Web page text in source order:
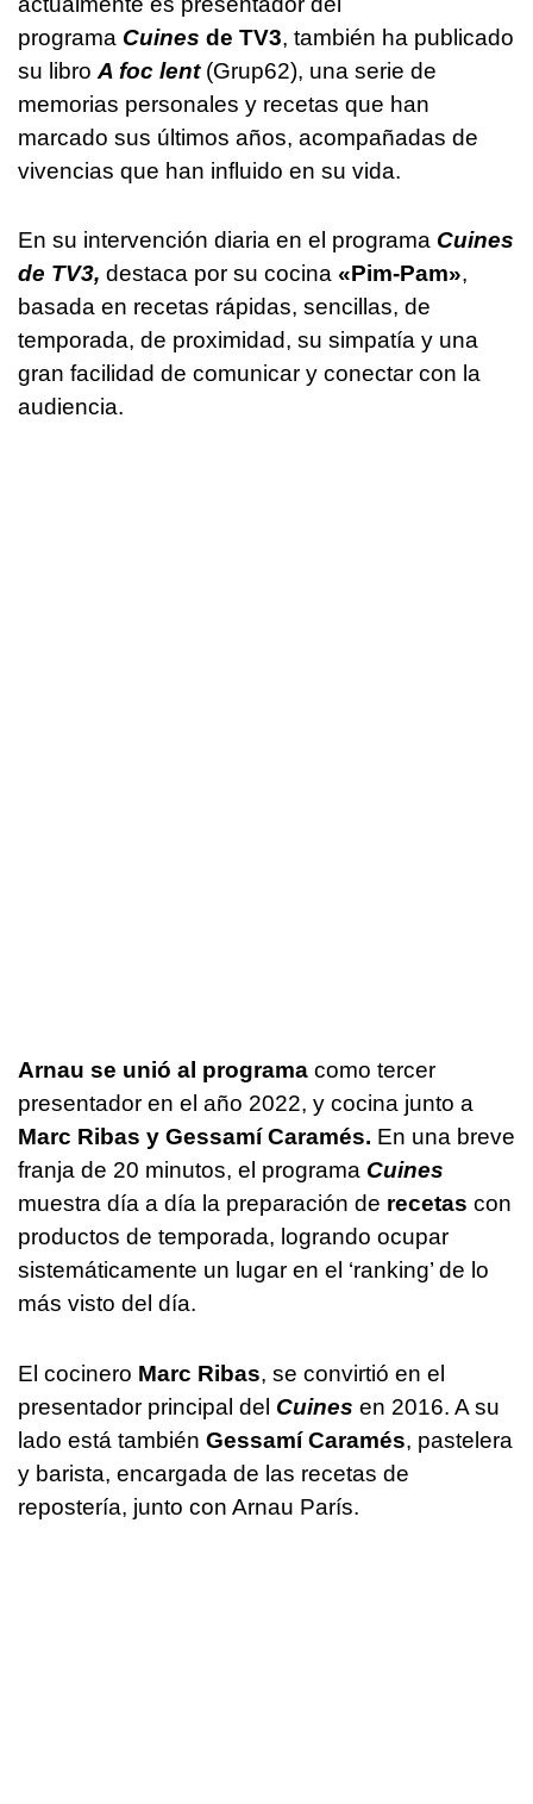
programa Cuines de TV3, también ha publicado
su libro A foc lent(Grup62), una serie de
memorias personales y recetas que han
marcado sus últimos años, acompañadas de
vivencias que han influido en su vida.
En su intervención diaria en el programa Cuines
de TV3, destaca por su cocina «Pim-Pam»,
basada en recetas rápidas, sencillas, de
temporada, de proximidad, su simpatía y una
gran facilidad de comunicar y conectar con la
audiencia.
Arnau se unió al programa como tercer
presentador en el año 2022, y cocina junto a
Marc Ribas y Gessamí Caramés. En una breve
franja de 20 minutos, el programa Cuines
muestra día a día la preparación de recetas con
productos de temporada, logrando ocupar
sistemáticamente un lugar en el ‘ranking’ de lo
más visto del día.
El cocinero Marc Ribas, se convirtió en el
presentador principal del Cuines en 2016. A su
lado está también Gessamí Caramés, pastelera
y barista, encargada de las recetas de
repostería, junto con Arnau París.